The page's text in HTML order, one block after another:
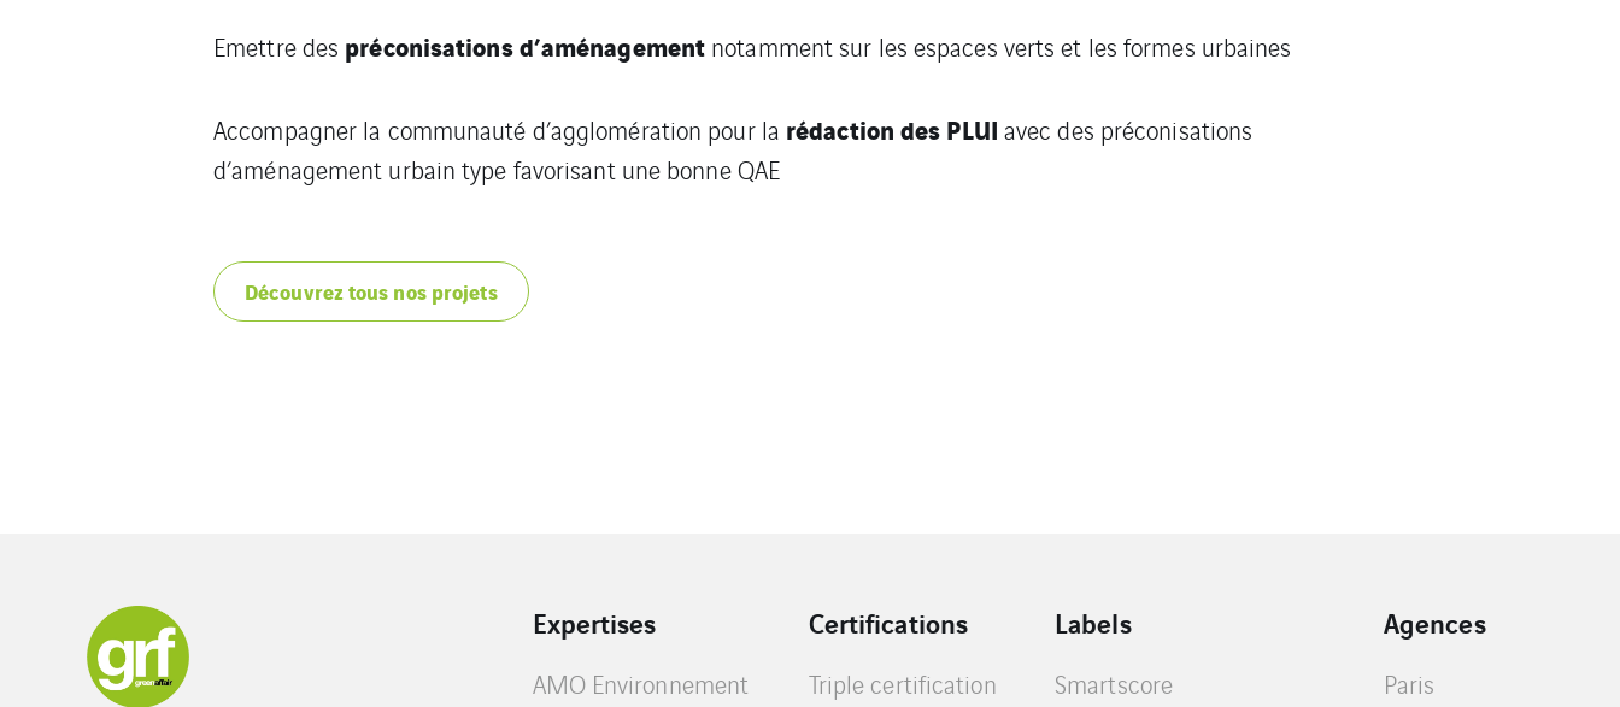
Emettre des préconisationsd’aménagement notamment sur les espaces verts et les formes urbaines
Accompagner la communauté d’agglomération pour la rédactiondesPLUI avec des préconisations
d’aménagement urbain type favorisant une bonne QAE
Découvrez tous nos projets
Expertises
AMO Environnement
Certifications
Triple certification
Labels
Smartscore
Agences
Paris